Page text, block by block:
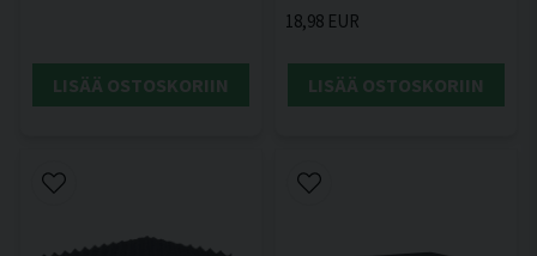
LISÄÄ OSTOSKORIIN
18,98 EUR
LISÄÄ OSTOSKORIIN